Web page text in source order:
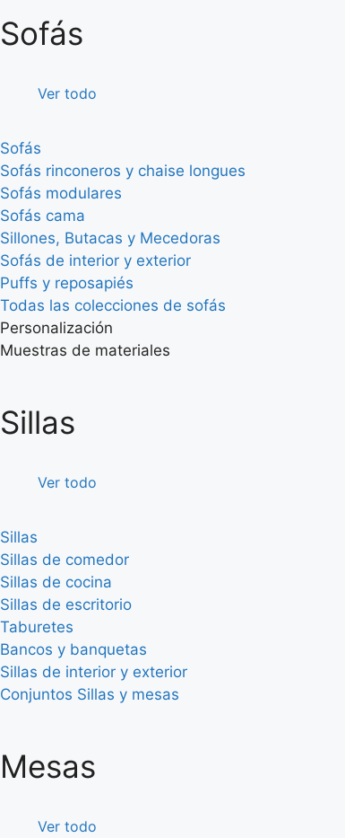
Sofás
Ver todo
Sofás
Sofás rinconeros y chaise longues
Sofás modulares
Sofás cama
Sillones, Butacas y Mecedoras
Sofás de interior y exterior
Puffs y reposapiés
Todas las colecciones de sofás
Personalización
Muestras de materiales
Sillas
Ver todo
Sillas
Sillas de comedor
Sillas de cocina
Sillas de escritorio
Taburetes
Bancos y banquetas
Sillas de interior y exterior
Conjuntos Sillas y mesas
Mesas
Ver todo